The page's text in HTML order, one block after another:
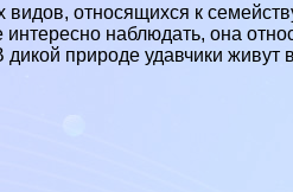
относящихся к
наблюдать, она
природе удавчики живут